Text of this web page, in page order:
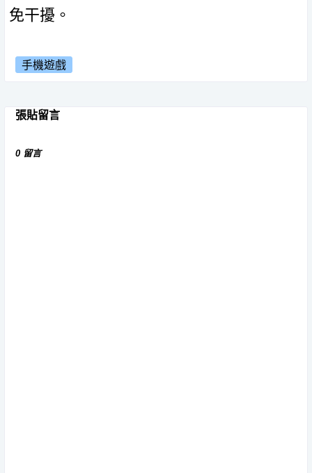
免干擾。
手機遊戲
張貼留言
0 留言